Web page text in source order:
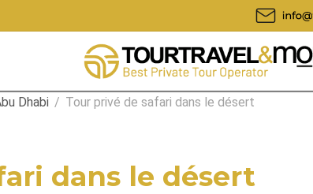
Dhabi / Tour privé de safari dans le désert
dans le désert